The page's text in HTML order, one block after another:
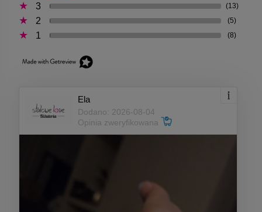
3 (13)
2 (5)
1 (8)
Ela
Dodano: 2026-08-04
Opinia zweryfikowana